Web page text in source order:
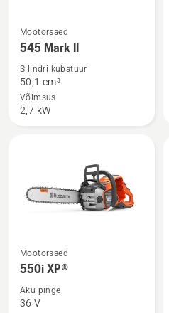
Vaata
rohkem
toote
545
Mark
Mootorsaed
545 Mark II
Silindri kubatuur
50,1 cm³
Võimsus
2,7 kW
Vaata
rohkem
toote
Mootorsaed
550i XP®
Aku pinge
36 V